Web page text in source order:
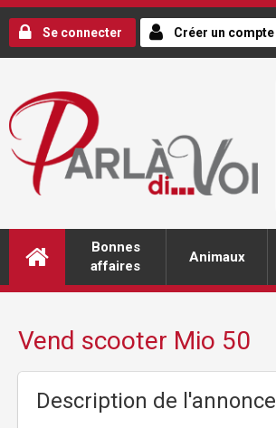
Se connecter Créer un compte
Bonnes
affaires
Animaux
Vend scooter Mio 50
Description de l'annonce